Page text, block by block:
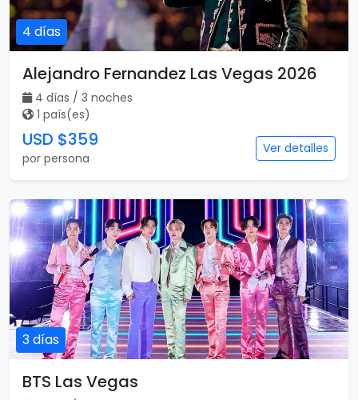
4 días
Alejandro Fernandez Las Vegas 2026
4 días / 3 noches
1 país(es)
USD $359
por persona
Ver detalles
3 días
BTS Las Vegas